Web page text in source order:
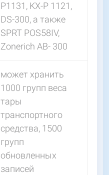
P1131, KX-P 1121,
DS-300, а также
SPRT POS58IV,
Zonerich AB- 300
может хранить
1000 групп веса
тары
транспортного
средства, 1500
групп
обновленных
записей